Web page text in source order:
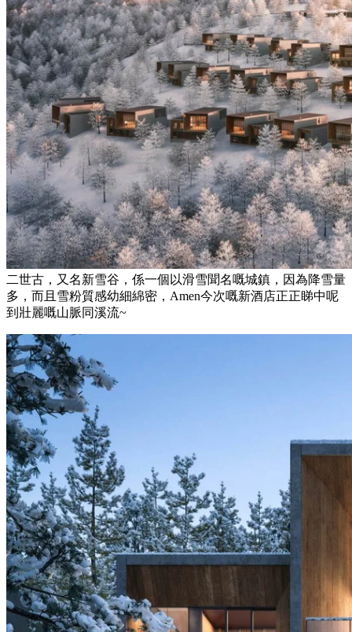
二世古，又名新雪谷，係一個以滑雪聞名嘅城鎮，因為降雪量
多，而且雪粉質感幼細綿密，Amen今次嘅新酒店正正睇中呢
到壯麗嘅山脈同溪流~